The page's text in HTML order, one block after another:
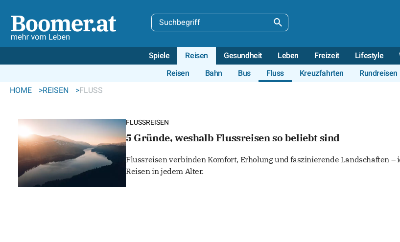
Spiele Reisen Gesundheit Leben Freizeit Lifestyle
Reisen
Bahn Bus Fluss Kreuzfahrten Rundreisen
HOME
REISEN FLUSS
FLUSSREISEN
5 Gründe, weshalb Flussreisen so beliebt sind
Flussreisen verbinden Komfort, Erholung und faszinierende Landschaften –
Reisen in jedem Alter.